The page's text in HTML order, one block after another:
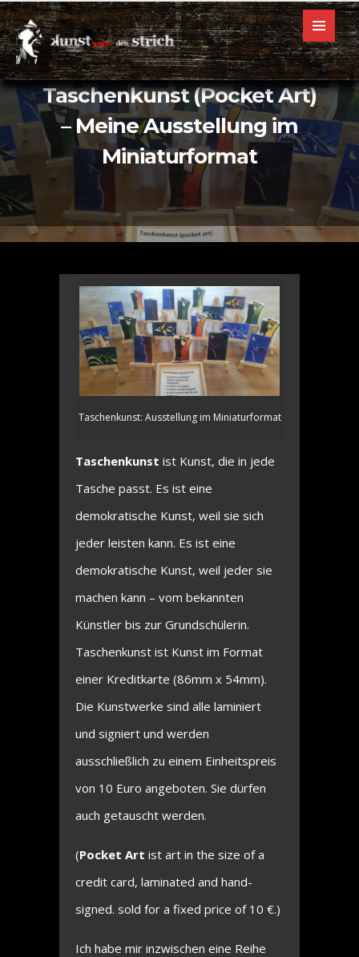
1. JUNI 2017
LEHRGANG LINOLSCHNITT. UND WAS ES
SONST NOCH GIBT
1
Taschenkunst (Pocket Art)
– Meine Ausstellung im
Miniaturformat
Taschenkunst: Ausstellung im Miniaturformat
Taschenkunst ist Kunst, die in jede
Tasche passt. Es ist eine
demokratische Kunst, weil sie sich
jeder leisten kann. Es ist eine
demokratische Kunst, weil jeder sie
machen kann – vom bekannten
Künstler bis zur Grundschülerin.
Taschenkunst ist Kunst im Format
einer Kreditkarte (86mm x 54mm).
Die Kunstwerke sind alle laminiert
und signiert und werden
ausschließlich zu einem Einheitspreis
von 10 Euro angeboten. Sie dürfen
auch getauscht werden.
(Pocket Art ist art in the size of a
credit card, laminated and hand-
signed. sold for a fixed price of 10 €.)
Ich habe mir inzwischen eine Reihe